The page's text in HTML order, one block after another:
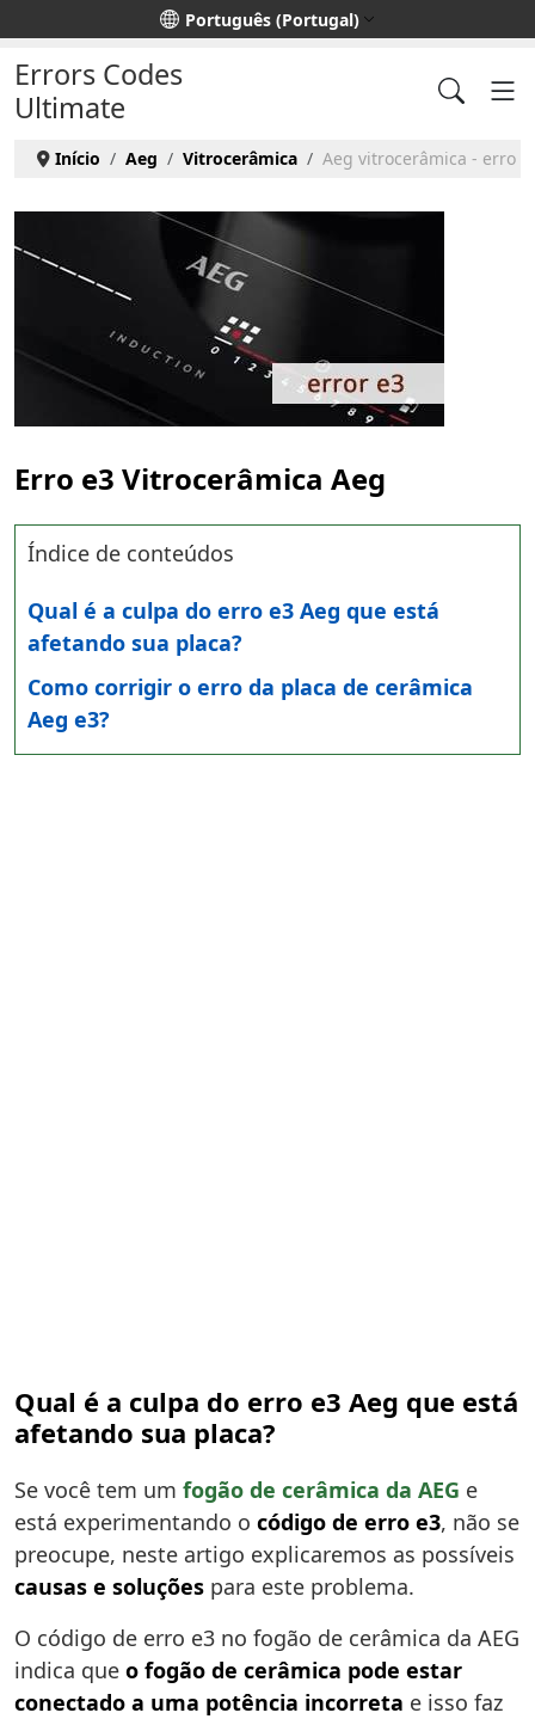
Escolha o seu idioma Português (Portugal)
Errors Codes
Ultimate
Início Aeg Vitrocerâmica Aeg vitrocerâmica - erro
Erro e3 Vitrocerâmica Aeg
Índice de conteúdos
Qual é a culpa do erro e3 Aeg que está
afetando sua placa?
Como corrigir o erro da placa de cerâmica
Aeg e3?
Qual é a culpa do erro e3 Aeg que está
afetando sua placa?
Se você tem um fogão de cerâmica da AEG e
está experimentando o código de erro e3, não se
preocupe, neste artigo explicaremos as possíveis
causas e soluções para este problema.
O código de erro e3 no fogão de cerâmica da AEG
indica que o fogão de cerâmica pode estar
conectado a uma potência incorreta e isso faz